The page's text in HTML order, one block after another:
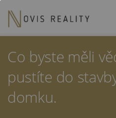
Co byste měli
pustíte do
domku.